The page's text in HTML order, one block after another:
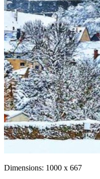
Dimensions: 1000 x 667